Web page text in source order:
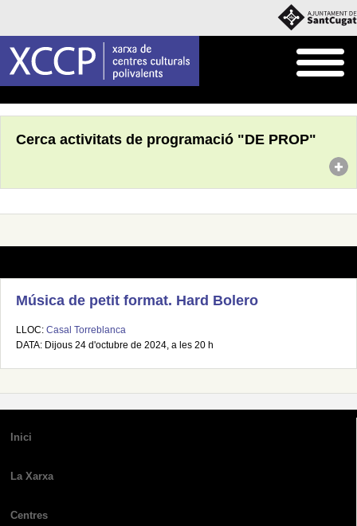
Cerca activitats de programació "DE PROP"
Música de petit format. Hard Bolero
LLOC: Casal Torreblanca
DATA: Dijous 24 d'octubre de 2024, a les 20 h
Inici
La Xarxa
Centres